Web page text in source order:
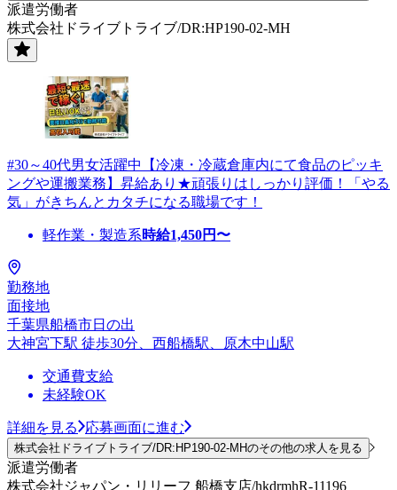
派遣労働者
株式会社ドライブトライブ/DR:HP190-02-MH
#30～40代男女活躍中【冷凍・冷蔵倉庫内にて食品のピッキ
ングや運搬業務】昇給あり★頑張りはしっかり評価！「やる
気」がきちんとカタチになる職場です！
軽作業・製造系時給1,450円〜
勤務地
面接地
千葉県船橋市日の出
大神宮下駅 徒歩30分、西船橋駅、原木中山駅
交通費支給
未経験OK
詳細を見る 応募画面に進む
株式会社ドライブトライブ/DR:HP190-02-MHのその他の求人を見る
派遣労働者
株式会社ジャパン・リリーフ 船橋支店/hkdrmhR-11196